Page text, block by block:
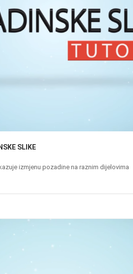
SLIKE
izmjenu pozadine na raznim dijelovima